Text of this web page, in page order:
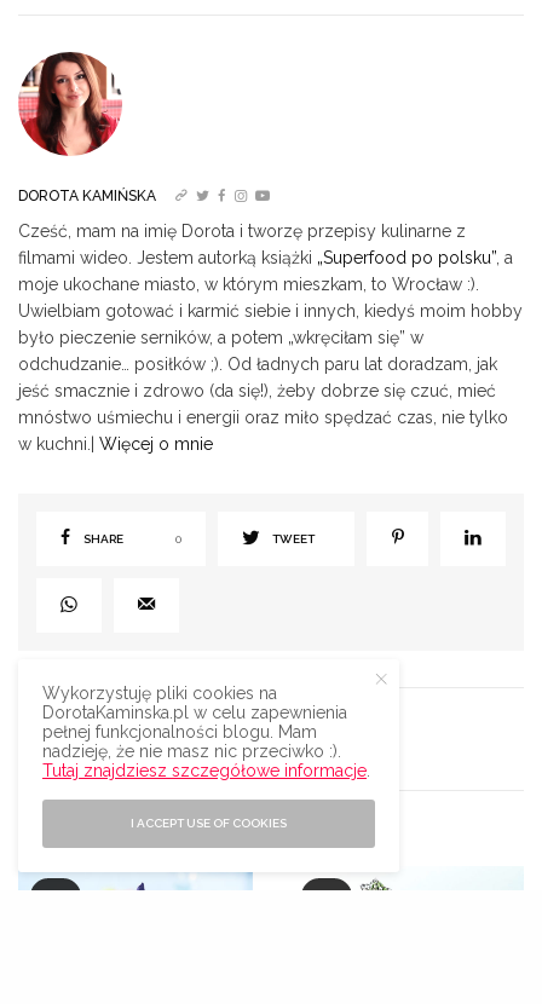
DOROTA KAMIŃSKA
Cześć, mam na imię Dorota i tworzę przepisy kulinarne z
filmami wideo. Jestem autorką książki „Superfood po polsku” , a
moje ukochane miasto, w którym mieszkam, to Wrocław :).
Uwielbiam gotować i karmić siebie i innych, kiedyś moim hobby
było pieczenie serników, a potem „wkręciłam się” w
odchudzanie… posiłków ;). Od ładnych paru lat doradzam, jak
jeść smacznie i zdrowo (da się!), żeby dobrze się czuć, mieć
mnóstwo uśmiechu i energii oraz miło spędzać czas, nie tylko
w kuchni.|Więcej o mnie
SHARE 0 TWEET
11 komentarzy
Wykorzystuję pliki cookies na
DorotaKaminska.pl w celu zapewnienia
pełnej funkcjonalności blogu. Mam
nadzieję, że nie masz nic przeciwko :).
Tutaj znajdziesz szczegółowe informacje
I ACCEPT USE OF COOKIES